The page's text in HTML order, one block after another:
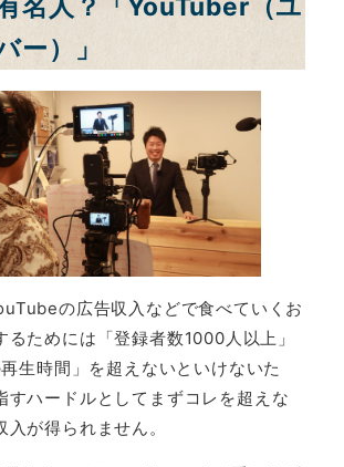
名人？「YouTuber（ユ
ー）」
の広告収入などで食べていくお
るためには「登録者数1000人以上」
生時間」を超えないといけないた
すハードルとしてまずコレを超えな
が得られません。